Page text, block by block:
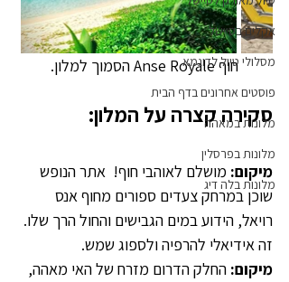
אקלים בסיישל
מסלולי טיול לדוגמא
פוסטים אחרונים בדף הבית
מלונות במאהה
מלונות בפרסלין
מלונות בלה דיג
חוף Anse Royale הסמוך למלון.
סקירה קצרה על המלון:
מיקום: מושלם לאוהבי חוף!  אתר הנופש
שוכן במרחק צעדים ספורים מחוף אנס
רויאל, הידוע במים הגבישים והחול הרך שלו.
זה אידיאלי להרפיה ולספוג שמש.
מיקום: החלק הדרום מזרח של האי מאהה,